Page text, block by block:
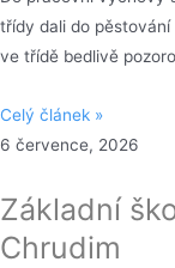
třídy dali do
ve třídě bedlivě
Celý článek »
6 července, 2026
Základní
Chrudim